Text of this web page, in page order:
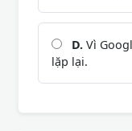
D. Vì
lặp lại.